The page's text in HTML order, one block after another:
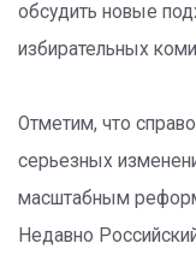
обсудить новые
избирательных
Отметим, что
серьезных
масштабным
Недавно